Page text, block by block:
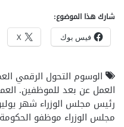
شارك هذا الموضوع:
فيس بوك X
الوسوم التحول الرقمي
العمل عن بعد للموظفين.
رئيس مجلس الوزراء شهر يوليو
مجلس الوزراء موظفو الحكومة